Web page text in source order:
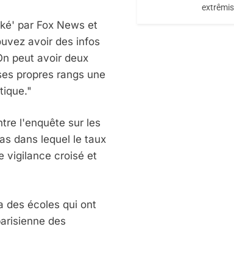
par Fox News et
avoir des infos
peut avoir deux
propres rangs une
l'enquête sur les
dans lequel le taux
vigilance croisé et
des écoles qui ont
des
Contre L’antisémitisme